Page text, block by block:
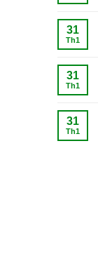
31
Th1
31
Th1
31
Th1